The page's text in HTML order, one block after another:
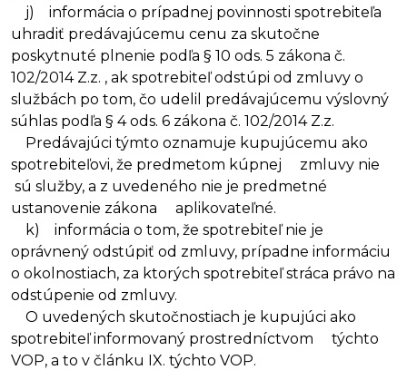
j) informácia o prípadnej povinnosti spotrebiteľa
uhradiť predávajúcemu cenu za skutočne
poskytnuté plnenie podľa § 10 ods. 5 zákona č.
102/2014 Z.z. , ak spotrebiteľ odstúpi od zmluvy o
službách po tom, čo udelil predávajúcemu výslovný
súhlas podľa § 4 ods. 6 zákona č. 102/2014 Z.z.
Predávajúci týmto oznamuje kupujúcemu ako
spotrebiteľovi, že predmetom kúpnej zmluvy nie
sú služby, a z uvedeného nie je predmetné
ustanovenie zákona aplikovateľné.
k) informácia o tom, že spotrebiteľ nie je
oprávnený odstúpiť od zmluvy, prípadne informáciu
o okolnostiach, za ktorých spotrebiteľ stráca právo na
odstúpenie od zmluvy.
O uvedených skutočnostiach je kupujúci ako
spotrebiteľ informovaný prostredníctvom týchto
VOP, a to v článku IX. týchto VOP.